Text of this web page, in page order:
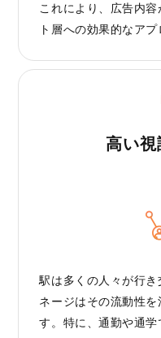
これにより、広告内
ト層への効果的なアプ
高い視
駅は多くの人々が行
ネージはその流動性
す。特に、通勤や通学